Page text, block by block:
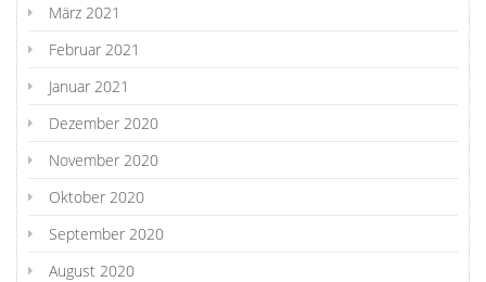
März 2021
Februar 2021
Januar 2021
Dezember 2020
November 2020
Oktober 2020
September 2020
August 2020